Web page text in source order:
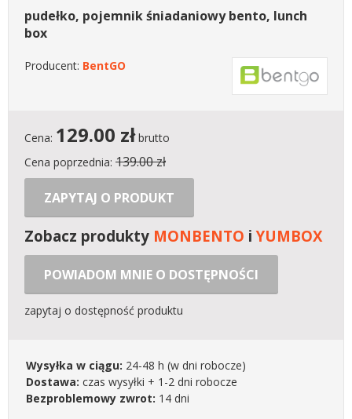
pudełko, pojemnik śniadaniowy bento, lunch
box
Producent: BentGO
Cena: 129.00 złbrutto
Cena poprzednia: 139.00 zł
ZAPYTAJ O PRODUKT
Zobacz produkty MONBENTO iYUMBOX
POWIADOM MNIE O DOSTĘPNOŚCI
zapytaj o dostępność produktu
Wysyłka w ciągu: 24-48 h (w dni robocze)
Dostawa: czas wysyłki + 1-2 dni robocze
Bezproblemowy zwrot: 14 dni